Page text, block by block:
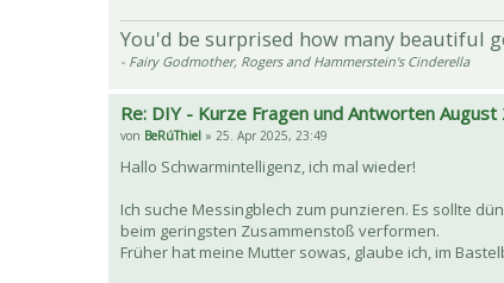
You'd be surprised how many beautiful
- Fairy Godmother, Rogers and Hammerstein's Cinderella
Re: DIY - Kurze Fragen und Antworten August
von BeRúThiel » 25. Apr 2025, 23:49
Hallo Schwarmintelligenz, ich mal wieder!
Ich suche Messingblech zum punzieren. Es sollte
beim geringsten Zusammenstoß verformen.
Früher hat meine Mutter sowas, glaube ich, im